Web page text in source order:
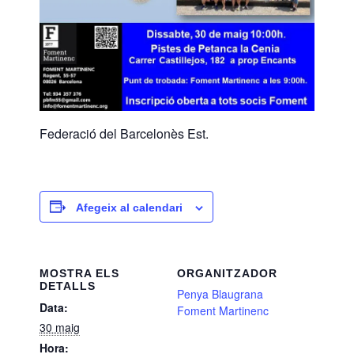
Federació del Barcelonès Est.
Afegeix al calendari
MOSTRA ELS
DETALLS
Data:
30 maig
Hora:
ORGANITZADOR
Penya Blaugrana
Foment Martinenc